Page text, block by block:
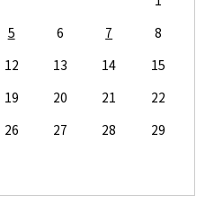
5 6 7
8
12 13 14
15
19 20 21
22
26 27 28
29